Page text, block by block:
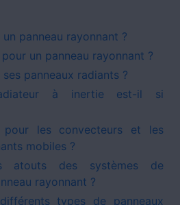
panneau rayonnant ?
un panneau rayonnant ?
panneaux radiants ?
à inertie est-il si
pour les convecteurs et les
mobiles ?
atouts des systèmes de
rayonnant ?
types de panneaux